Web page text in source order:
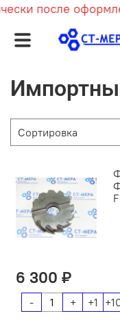
после
6 300 ₽
- + +1